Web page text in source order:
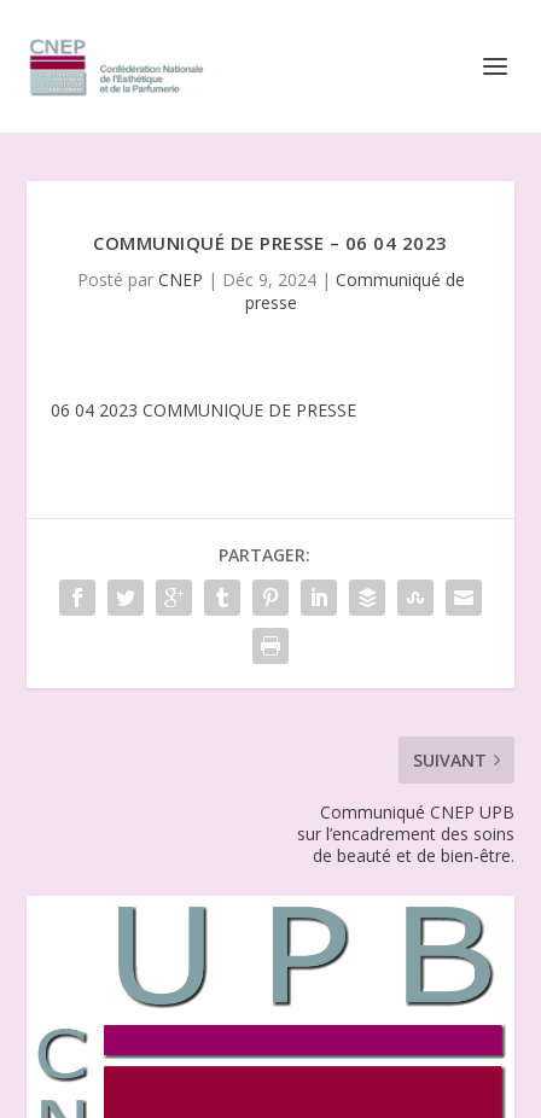
COMMUNIQUÉ DE PRESSE – 06 04 2023
Posté par CNEP | Déc 9, 2024| Communiqué de
presse
06 04 2023 COMMUNIQUE DE PRESSE
PARTAGER:
SUIVANT
Communiqué CNEP UPB
sur l’encadrement des soins
de beauté et de bien-être.